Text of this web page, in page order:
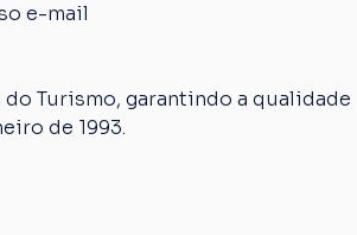
e-mail
Turismo, garantindo a qualidade
de 1993.